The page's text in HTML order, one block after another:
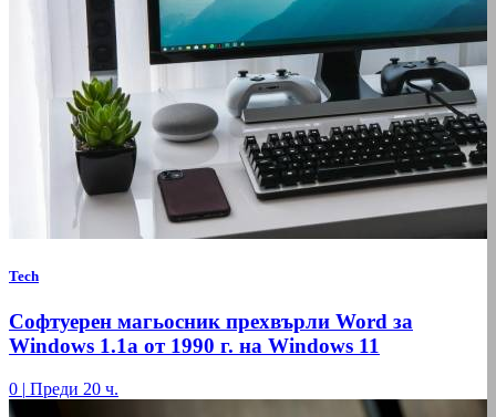
Tech
Софтуерен магьосник прехвърли Word за
Windows 1.1a от 1990 г. на Windows 11
0 | Преди 20 ч.